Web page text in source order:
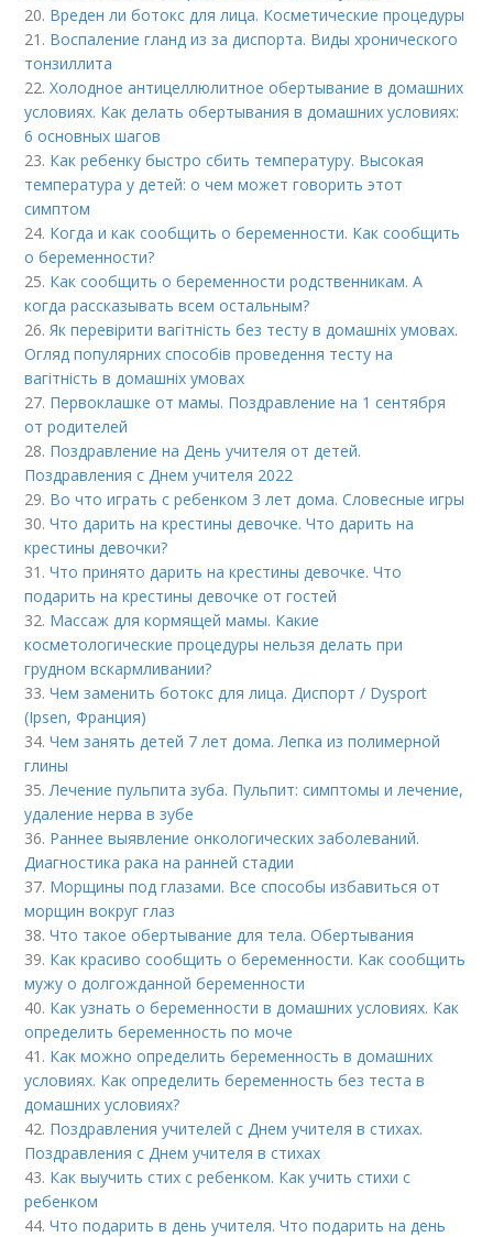
20. Вреден ли ботокс для лица. Косметические процедуры
21. Воспаление гланд из за диспорта. Виды хронического
тонзиллита
22.Холодное антицеллюлитное обертывание в домашних
условиях. Как делать обертывания в домашних условиях:
6 основных шагов
23. Как ребенку быстро сбить температуру. Высокая
температура у детей: о чем может говорить этот
симптом
24. Когда и как сообщить о беременности. Как сообщить
о беременности?
25. Как сообщить о беременности родственникам. А
когда рассказывать всем остальным?
26.Як перевірити вагітність без тесту в домашніх умовах.
Огляд популярних способів проведення тесту на
вагітність в домашніх умовах
27. Первоклашке от мамы. Поздравление на 1 сентября
от родителей
28. Поздравление на День учителя от детей.
Поздравления с Днем учителя 2022
29. Во что играть с ребенком 3 лет дома. Словесные игры
30.Что дарить на крестины девочке. Что дарить на
крестины девочки?
31.Что принято дарить на крестины девочке. Что
подарить на крестины девочке от гостей
32. Массаж для кормящей мамы. Какие
косметологические процедуры нельзя делать при
грудном вскармливании?
33.Чем заменить ботокс для лица. Диспорт / Dysport
(Ipsen, Франция)
34.Чем занять детей 7 лет дома. Лепка из полимерной
глины
35.Лечение пульпита зуба. Пульпит: симптомы и лечение,
удаление нерва в зубе
36. Раннее выявление онкологических заболеваний.
Диагностика рака на ранней стадии
37. Морщины под глазами. Все способы избавиться от
морщин вокруг глаз
38.Что такое обертывание для тела. Обертывания
39. Как красиво сообщить о беременности. Как сообщить
мужу о долгожданной беременности
40. Как узнать о беременности в домашних условиях. Как
определить беременность по моче
41. Как можно определить беременность в домашних
условиях. Как определить беременность без теста в
домашних условиях?
42. Поздравления учителей с Днем учителя в стихах.
Поздравления с Днем учителя в стихах
43. Как выучить стих с ребенком. Как учить стихи с
ребенком
44.Что подарить в день учителя. Что подарить на день